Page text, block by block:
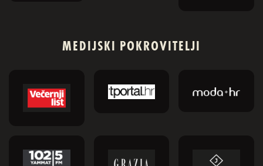
MEDIJSKI POKROVITELJI